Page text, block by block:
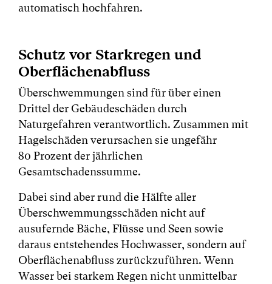
automatisch hochfahren.
Schutz vor Starkregen und
Oberflächenabfluss
Überschwemmungen sind für über einen
Drittel der Gebäudeschäden durch
Naturgefahren verantwortlich. Zusammen mit
Hagelschäden verursachen sie ungefähr
80 Prozent der jährlichen
Gesamtschadenssumme.
Dabei sind aber rund die Hälfte aller
Überschwemmungsschäden nicht auf
ausufernde Bäche, Flüsse und Seen sowie
daraus entstehendes Hochwasser, sondern auf
Oberflächenabfluss zurückzuführen. Wenn
Wasser bei starkem Regen nicht unmittelbar